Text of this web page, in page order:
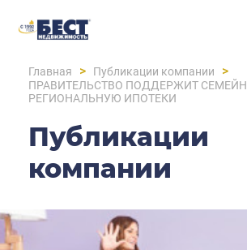
Главная > Публикации компании >
ПРАВИТЕЛЬСТВО ПОДДЕРЖИТ
РЕГИОНАЛЬНУЮ ИПОТЕКИ
Публикации
компании